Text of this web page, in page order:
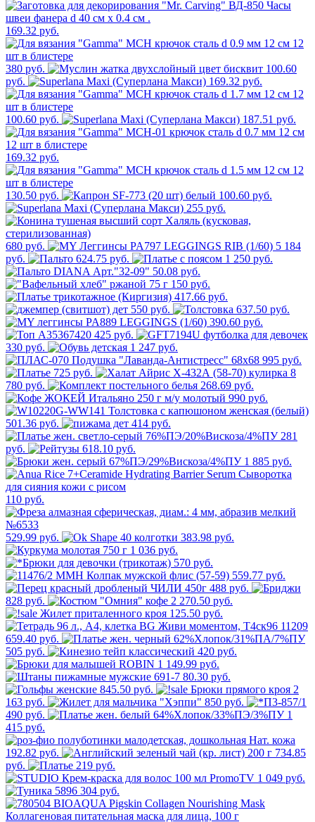
169.32 руб.
380 руб.
100.60
руб.
169.32 руб.
100.60 руб. 187.51 руб.
169.32 руб.
130.50 руб.
100.60 руб.
255 руб.
680 руб.
5 184
руб.
624.75 руб.
1 250 руб.
50.08 руб.
150 руб.
417.66 руб.
550 руб.
637.50 руб.
390.60 руб.
425 руб.
330 руб.
1 247 руб.
995 руб.
725 руб.
8
780 руб.
268.69 руб.
990 руб.
501.36 руб.
414 руб.
281
руб.
618.10 руб.
1 885 руб.
110 руб.
529.99 руб.
383.98 руб.
1 036 руб.
570 руб.
559.77 руб.
488 руб.
828 руб.
2 270.50 руб.
125.50 руб.
659.40 руб.
505 руб.
420 руб.
1 149.99 руб.
80.30 руб.
845.50 руб.
2
163 руб.
850 руб.
490 руб.
1
415 руб.
192.82 руб.
734.85
руб.
219 руб.
1 049 руб.
304 руб.